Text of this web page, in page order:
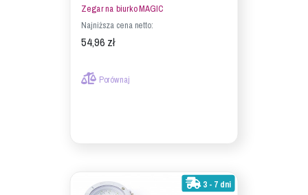
Zegar na biurko MAGIC
Najniższa cena netto:
54,96 zł
Porównaj
3 - 7 dni